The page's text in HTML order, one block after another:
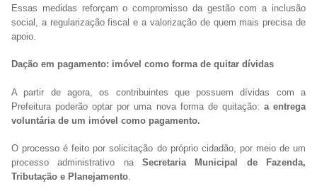
Essas medidas reforçam o compromisso da gestão com a inclusão
social, a regularização fiscal e a valorização de quem mais precisa de
apoio.
Dação em pagamento: imóvel como forma de quitar dívidas
A partir de agora, os contribuintes que possuem dívidas com a
Prefeitura poderão optar por uma nova forma de quitação: a entrega
voluntária de um imóvel como pagamento.
O processo é feito por solicitação do próprio cidadão, por meio de um
processo administrativo na Secretaria Municipal de Fazenda,
Tributação e Planejamento